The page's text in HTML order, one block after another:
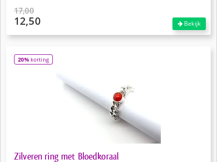
17,00
Oorspronkelijke
12,50
is:
€12,50.
Bekijk
20%korting
Zilveren ring met Bloedkoraal